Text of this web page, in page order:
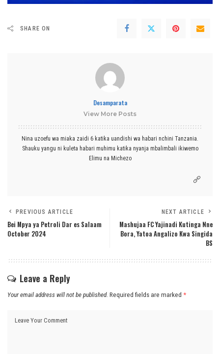
SHARE ON
Desamparata
View More Posts
Nina uzoefu wa miaka zaidi 6 katika uandishi wa habari nchini Tanzania.
Shauku yangu ni kuleta habari muhimu katika nyanja mbalimbali ikiwemo
Elimu na Michezo
PREVIOUS ARTICLE
Bei Mpya ya Petroli Dar es Salaam
October 2024
NEXT ARTICLE
Mashujaa FC Yajinadi Kutinga Nne
Bora, Yatoa Angalizo Kwa Singida
BS
Leave a Reply
Your email address will not be published. Required fields are marked *